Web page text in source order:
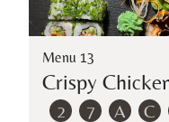
Menu 13
Crispy
2 7 A C
TISCH